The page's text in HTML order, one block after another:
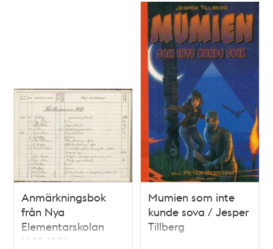
Anmärkningsbok
från Nya
Elementarskolan
1889-1896
Mumien som inte
kunde sova / Jesper
Tillberg